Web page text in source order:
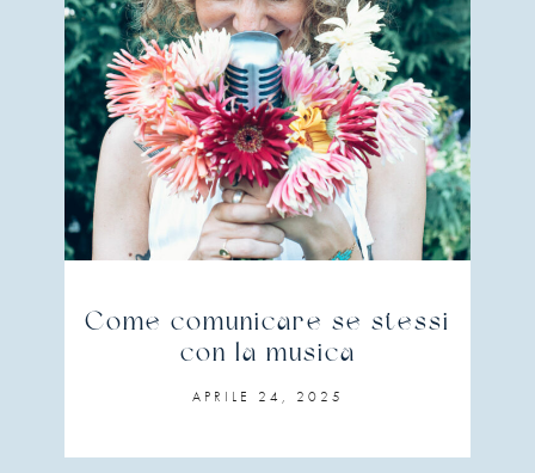
Come comunicare se stessi
con la musica
APRILE 24, 2025